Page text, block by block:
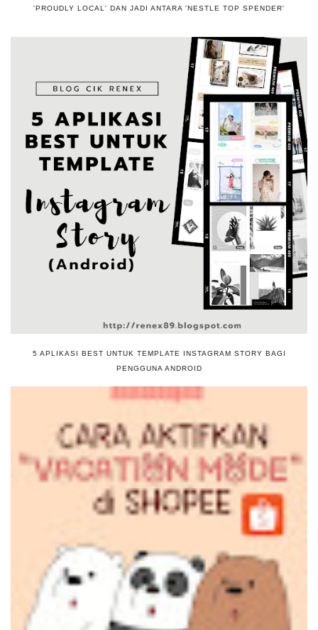
'PROUDLY LOCAL' DAN JADI ANTARA 'NESTLE TOP SPENDER'
5 APLIKASI BEST UNTUK TEMPLATE INSTAGRAM STORY BAGI
PENGGUNA ANDROID